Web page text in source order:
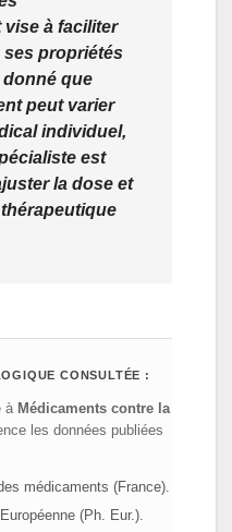
à faciliter
propriétés
que
peut varier
individuel,
est
la dose et
CONSULTÉE :
à Médicaments contre la
les données publiées
médicaments (France).
(Ph. Eur.).